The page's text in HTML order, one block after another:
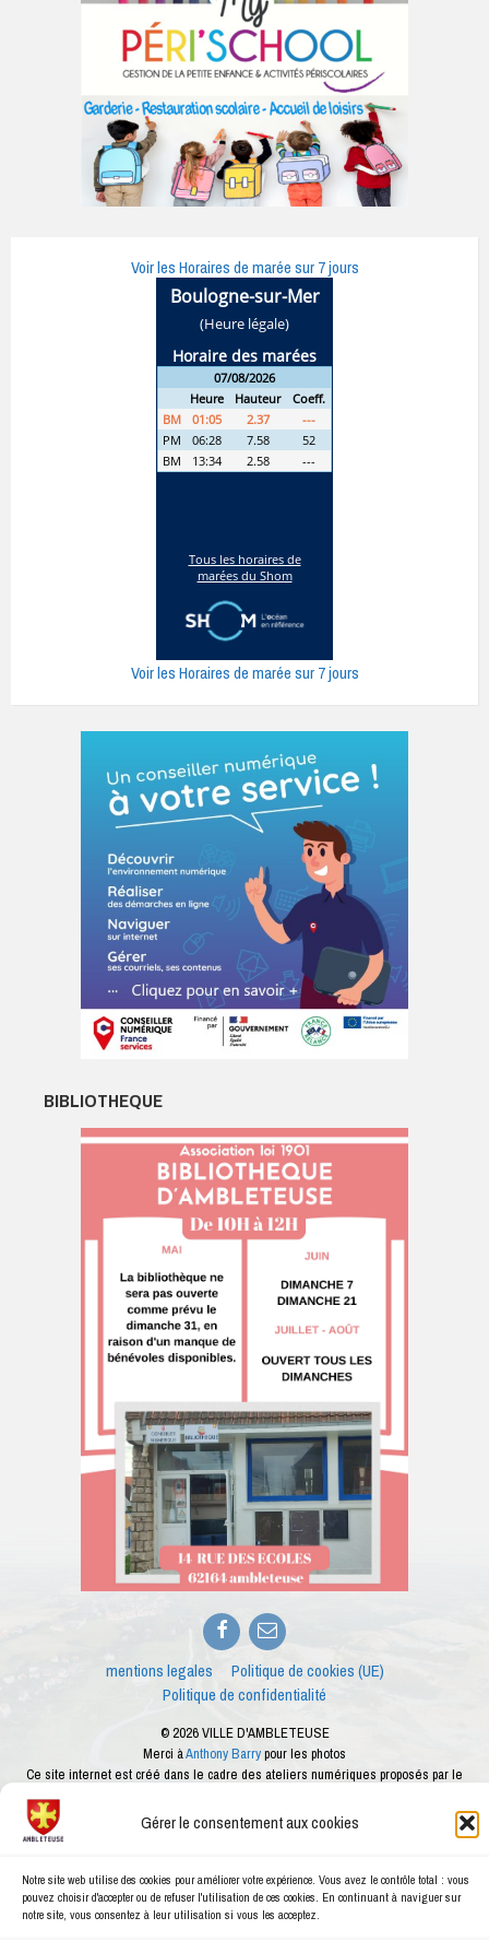
Gérer le consentement aux cookies
Notre site web utilise des cookies pour améliorer votre expérience. Vous avez le contrôle total : vous
pouvez choisir d'accepter ou de refuser l'utilisation de ces cookies. En continuant à naviguer sur
notre site, vous consentez à leur utilisation si vous les acceptez.
Voir les Horaires de marée sur 7 jours
Voir les Horaires de marée sur 7 jours
BIBLIOTHEQUE
Facebook
E-
mail
mentions legales
Politique de cookies (UE)
Politique de confidentialité
© 2026 VILLE D'AMBLETEUSE
Merci àAnthony Barrypour les photos
Ce site internet est créé dans le cadre des ateliers numériques proposés par le